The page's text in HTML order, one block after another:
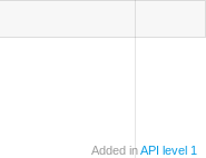
Added inAPI level 1